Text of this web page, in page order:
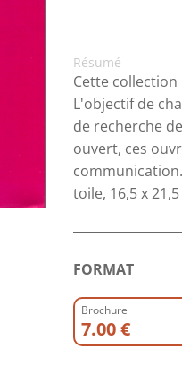
Résumé
Cette
L'objectif de
de recherche
ouvert, ces
toile, 16,5 x
FORMAT
Brochure
7.00 €